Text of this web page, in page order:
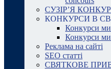
СУЗІР’Я
КОНКУРСИ В
Конкурси
Конкурси
Реклама на сайті
SEO статті
СВЯТКОВЕ